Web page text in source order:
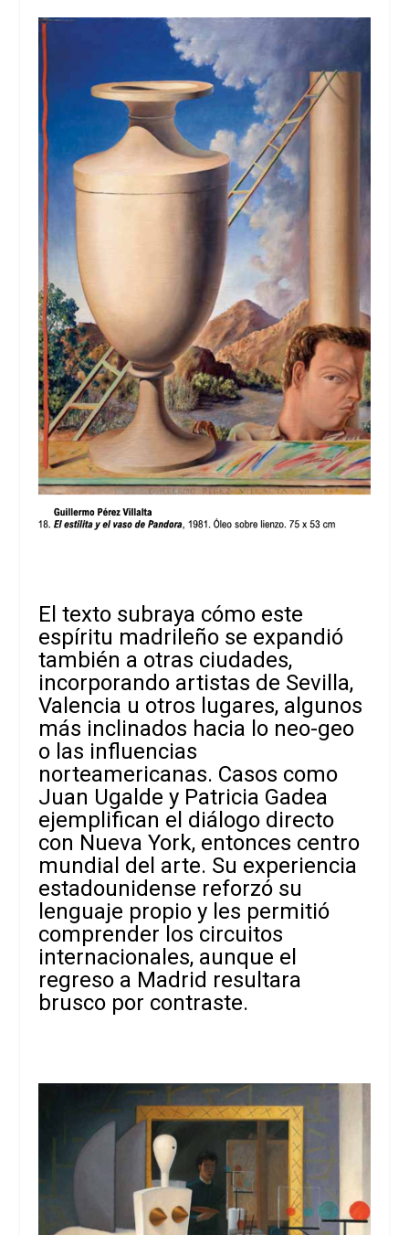
El texto subraya cómo este
espíritu madrileño se expandió
también a otras ciudades,
incorporando artistas de Sevilla,
Valencia u otros lugares, algunos
más inclinados hacia lo neo-geo
o las influencias
norteamericanas. Casos como
Juan Ugalde y Patricia Gadea
ejemplifican el diálogo directo
con Nueva York, entonces centro
mundial del arte. Su experiencia
estadounidense reforzó su
lenguaje propio y les permitió
comprender los circuitos
internacionales, aunque el
regreso a Madrid resultara
brusco por contraste.